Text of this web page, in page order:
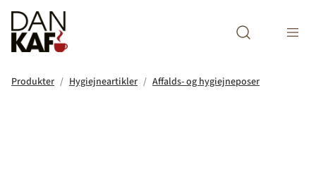
Produkter Hygiejneartikler Affalds- og hygiejneposer